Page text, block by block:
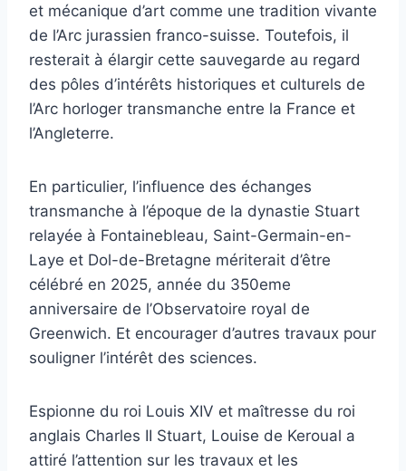
et mécanique d’art comme une tradition vivante
de l’Arc jurassien franco-suisse. Toutefois, il
resterait à élargir cette sauvegarde au regard
des pôles d’intérêts historiques et culturels de
l’Arc horloger transmanche entre la France et
l’Angleterre.
En particulier, l’influence des échanges
transmanche à l’époque de la dynastie Stuart
relayée à Fontainebleau, Saint-Germain-en-
Laye et Dol-de-Bretagne mériterait d’être
célébré en 2025, année du 350eme
anniversaire de l’Observatoire royal de
Greenwich. Et encourager d’autres travaux pour
souligner l’intérêt des sciences.
Espionne du roi Louis XIV et maîtresse du roi
anglais Charles II Stuart, Louise de Keroual a
attiré l’attention sur les travaux et les